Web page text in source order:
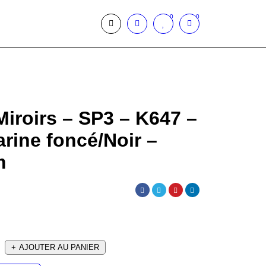
0 0
– SP3 – K647 –
foncé/Noir –
AJOUTER AU PANIER